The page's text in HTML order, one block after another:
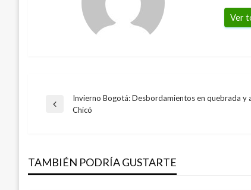
Ver
Navegación
entradas
Entrada
Invierno Bogotá: Desbordamientos en quebrada y
Chicó
TAMBIÉN PODRÍA GUSTARTE